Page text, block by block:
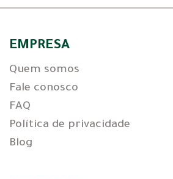
EMPRESA
Quem somos
Fale conosco
FAQ
Política de privacidade
Blog